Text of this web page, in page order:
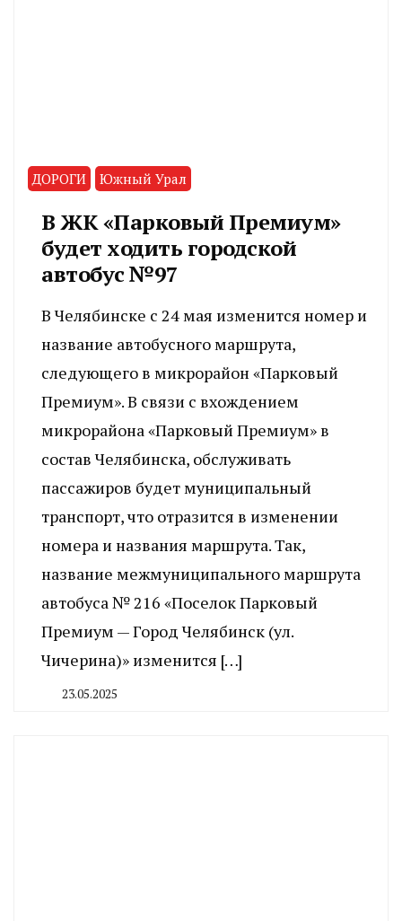
ДОРОГИ Южный Урал
В ЖК «Парковый Премиум»
будет ходить городской
автобус №97
В Челябинске с 24 мая изменится номер и
название автобусного маршрута,
следующего в микрорайон «Парковый
Премиум». В связи с вхождением
микрорайона «Парковый Премиум» в
состав Челябинска, обслуживать
пассажиров будет муниципальный
транспорт, что отразится в изменении
номера и названия маршрута. Так,
название межмуниципального маршрута
автобуса № 216 «Поселок Парковый
Премиум — Город Челябинск (ул.
Чичерина)» изменится […]
23.05.2025